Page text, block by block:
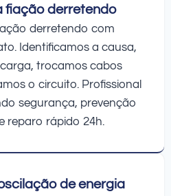
fiação derretendo
derretendo com
Identificamos a causa,
trocamos cabos
o circuito. Profissional
segurança, prevenção
reparo rápido 24h.
de energia